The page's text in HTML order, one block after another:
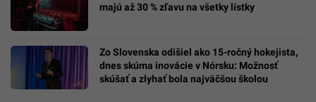
majú až 30 % zľavu na všetky lístky
Zo Slovenska odišiel ako 15-ročný hokejista,
dnes skúma inovácie v Nórsku: Možnosť
skúšať a zlyhať bola najväčšou školou